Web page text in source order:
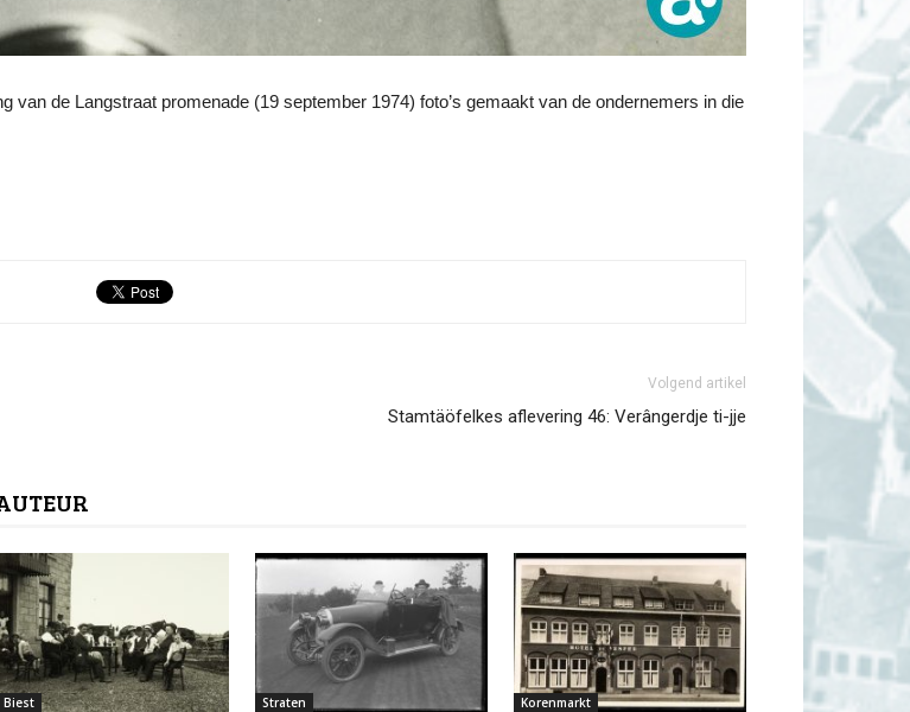
van de Langstraat promenade (19 september 1974) foto’s gemaakt van de ondernemers in die
Volgend artikel
Stamtäöfelkes aflevering 46: Verângerdje ti-jje
Biest Straten Korenmarkt